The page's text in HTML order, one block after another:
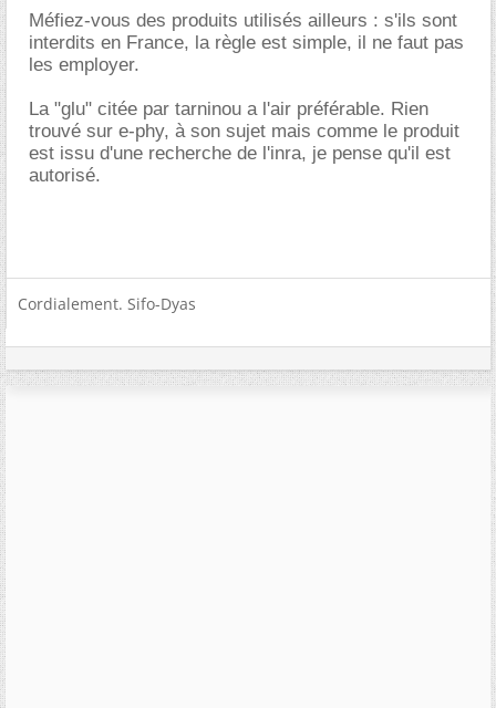
Méfiez-vous des produits utilisés ailleurs : s'ils sont
interdits en France, la règle est simple, il ne faut pas
les employer.
La "glu" citée par tarninou a l'air préférable. Rien
trouvé sur e-phy, à son sujet mais comme le produit
est issu d'une recherche de l'inra, je pense qu'il est
autorisé.
Cordialement. Sifo-Dyas